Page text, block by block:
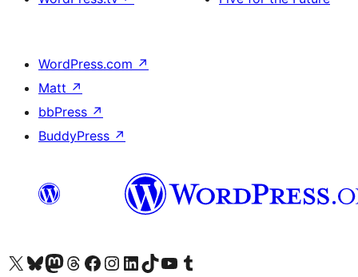
WordPress.com ↗
Matt ↗
bbPress ↗
BuddyPress ↗
ຢ້ຽມຊົມບັນຊີ X (ຊື່ເກົ່າ Twitter) ຂອງພວກເຮົາຢ້ຽມຊົມບັນຊີ Bluesky ຂອງພວກເຮົາຢ້ຽມຊົມບັນຊີ Mastodon ຂອງພວກເຮົາຢ້ຽມຊົມບັນຊີ Threads ຂອງພວກເຮົາຢ້ຽມຊົມໜ້າ Facebook ຂອງພວກເຮົາຢ້ຽມຊົມບັນຊີ Instagram ຂອງພວກເຮົາຢ້ຽມຊົມບັນຊີ LinkedIn ຂອງພວກເຮົາຢ້ຽມຊົມບັນຊີ TikTok ຂອງພວກເຮົາຢ້ຽມຊົມຊ່ອງ YouTube ຂອງພວກເຮົາຢ້ຽມຊົມບັນຊີ Tumblr ຂອງພວກເຮົາ